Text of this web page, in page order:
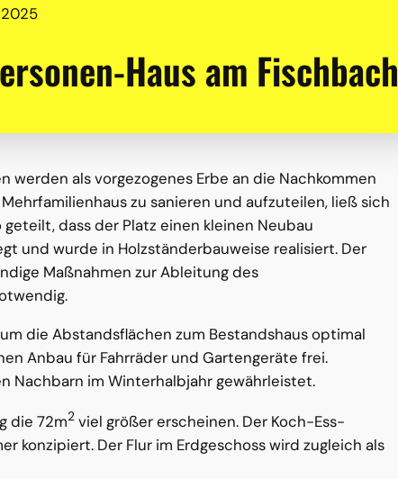
2025
Haus am Fischbach
werden als vorgezogenes Erbe an die Nachkommen
zu sanieren und aufzuteilen, ließ sich
dass der Platz einen kleinen Neubau
und wurde in Holzständerbauweise realisiert. Der
Maßnahmen zur Ableitung des
die Abstandsflächen zum Bestandshaus optimal
Anbau für Fahrräder und Gartengeräte frei.
Nachbarn im Winterhalbjahr gewährleistet.
die 72m2 viel größer erscheinen. Der Koch-Ess-
konzipiert. Der Flur im Erdgeschoss wird zugleich als